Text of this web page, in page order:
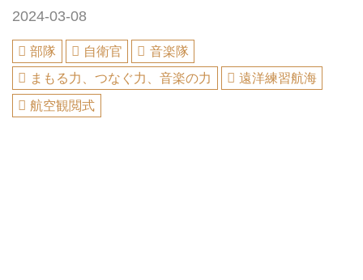
2024-03-08
部隊 自衛官
音楽隊
まもる力、つなぐ力、音楽の力
遠洋練習航海
航空観閲式